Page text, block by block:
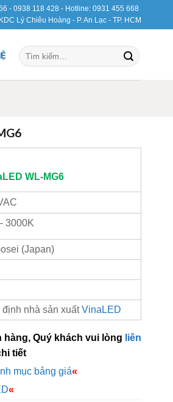
- 0938 118 428 - Hotline: 0931 455 668
Lý Chiêu Hoàng - P. An Lạc - TP. HCM
Tìm
kiếm:
WL-MG6
3000K
(Japan)
định nhà sản xuấtVinaLED
Quý khách vui lòng liên
tiết
mục bảng giá«
«